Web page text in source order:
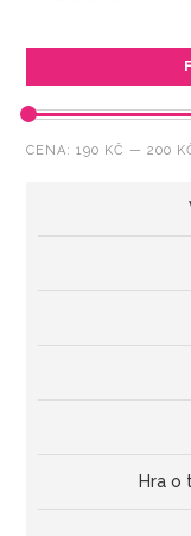
Minimální
Maximální
CENA:190 KČ —200
Hra o